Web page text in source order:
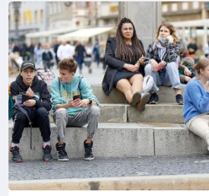
Снимка: https://pixabay.com/